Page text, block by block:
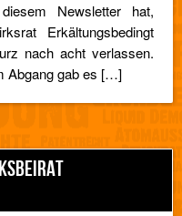
Newsletter hat,
Erkältungsbedingt
nach acht verlassen.
Abgang gab es […]